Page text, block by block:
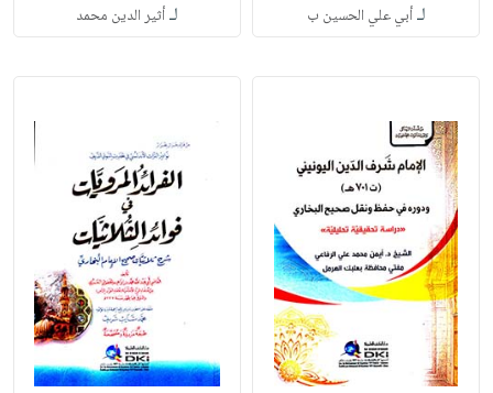
لـأبي علي الحسين ب لـأثير الدين محمد